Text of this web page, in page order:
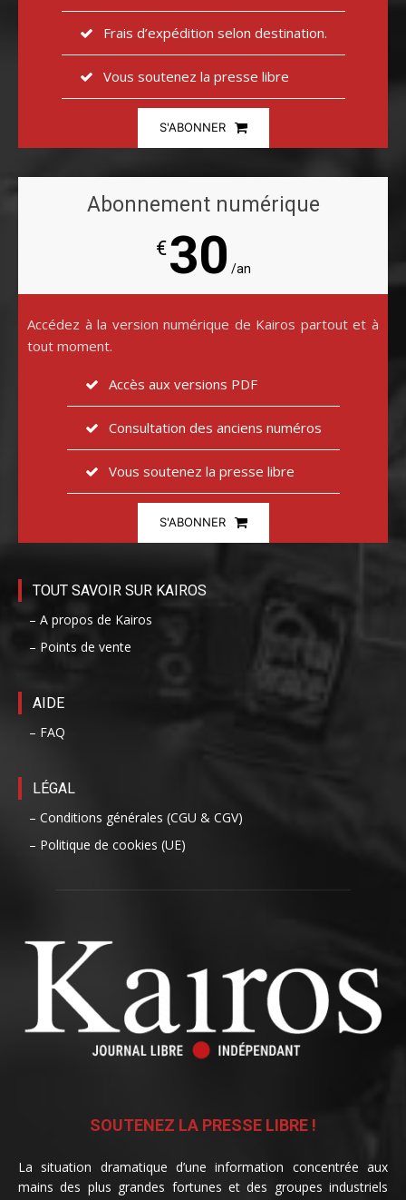
Frais d’expédition selon destination.
Vous soutenez la presse libre
S'ABONNER
Abonnement numérique
€30 /an
Accédez à la version numérique de Kairos partout et à
tout moment.
Accès aux versions PDF
Consultation des anciens numéros
Vous soutenez la presse libre
S'ABONNER
TOUT SAVOIR SUR KAIROS
– A propos de Kairos
– Points de vente
AIDE
– FAQ
LÉGAL
– Conditions générales (CGU & CGV)
– Politique de cookies (UE)
SOUTENEZ LA PRESSE LIBRE !
La situation dramatique d’une information concentrée aux
mains des plus grandes fortunes et des groupes industriels